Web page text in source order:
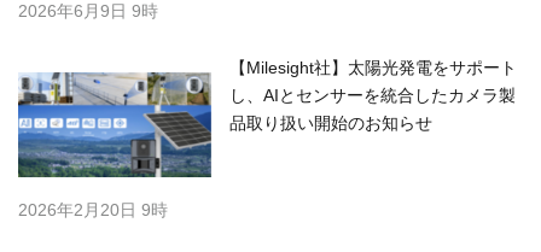
2026年6月9日 9時
【Milesight社】太陽光発電をサポート
し、AIとセンサーを統合したカメラ製
品取り扱い開始のお知らせ
2026年2月20日 9時